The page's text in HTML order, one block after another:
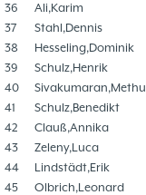
36
Ali,Karim
37
Stahl,Dennis
38
Hesseling,Dominik
39
Schulz,Henrik
40
Sivakumaran,Methu
41
Schulz,Benedikt
42
Clauß,Annika
43
Zeleny,Luca
44
Lindstädt,Erik
45
Olbrich,Leonard